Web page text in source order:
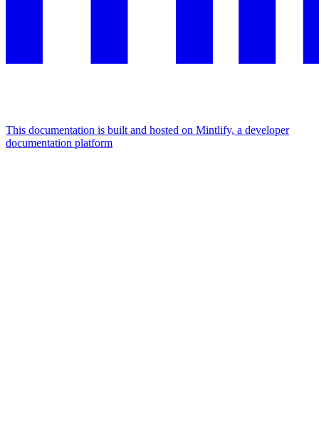
This documentation is built and hosted on Mintlify, a developer
documentation platform